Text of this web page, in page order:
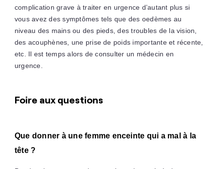
complication grave à traiter en urgence d’autant plus si
vous avez des symptômes tels que des oedèmes au
niveau des mains ou des pieds, des troubles de la vision,
des acouphènes, une prise de poids importante et récente,
etc. Il est temps alors de consulter un médecin en
urgence.
Foire aux questions
Que donner à une femme enceinte qui a mal à la
tête ?